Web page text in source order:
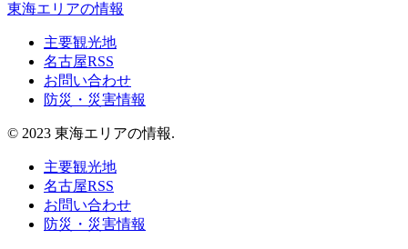
東海エリアの情報
主要観光地
名古屋RSS
お問い合わせ
防災・災害情報
© 2023 東海エリアの情報.
主要観光地
名古屋RSS
お問い合わせ
防災・災害情報